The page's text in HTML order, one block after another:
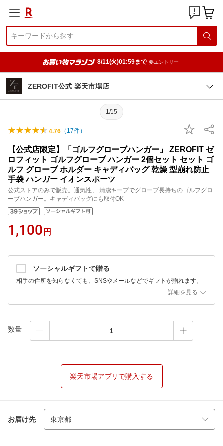
8/11(火)01:59まで 要エントリー
ZEROFIT公式 楽天市場店
1/15
4.76 （ 17件）
【公式店限定】「ゴルフグローブハンガー」 ZEROFIT ゼ
ロフィット ゴルフグローブ ハンガー 2個セット セット ゴ
ルフ グローブ ホルダー キャディバッグ 乾燥 型崩れ防止
手袋 ハンガー イオンスポーツ
公式ストアのみで販売。通気性、 清潔キープでグローブ長持ちのゴルフグロ
ーブハンガー。キャディバッグにも取付OK
1,100 円
ソーシャルギフトで贈る
相手の住所を知らなくても、SNSやメールなどでギフトが贈れます。
詳細を見る
数量
楽天市場アプリで購入する
お届け先